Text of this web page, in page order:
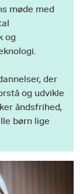
møde med
og
der
og udvikle
åndsfrihed,
børn lige